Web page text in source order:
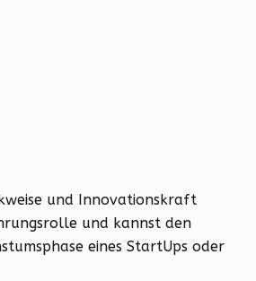
und Innovationskraft
und kannst den
eines StartUps oder